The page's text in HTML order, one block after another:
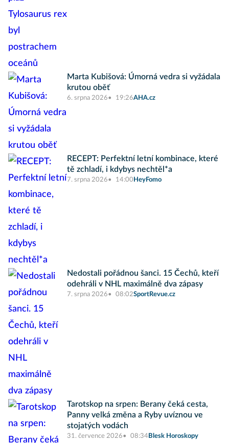
Marta Kubišová: Úmorná vedra si vyžádala
krutou oběť
6. srpna 2026 19:26AHA.cz
RECEPT: Perfektní letní kombinace, které
tě zchladí, i kdybys nechtěl*a
7. srpna 2026 14:00 HeyFomo
Nedostali pořádnou šanci. 15 Čechů, kteří
odehráli v NHL maximálně dva zápasy
7. srpna 2026 08:02SportRevue.cz
Tarotskop na srpen: Berany čeká cesta,
Panny velká změna a Ryby uvíznou ve
stojatých vodách
31. července 2026 08:34 Blesk Horoskopy